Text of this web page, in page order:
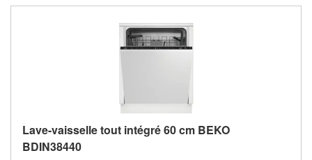
Lave-vaisselle tout intégré 60 cm BEKO
BDIN38440